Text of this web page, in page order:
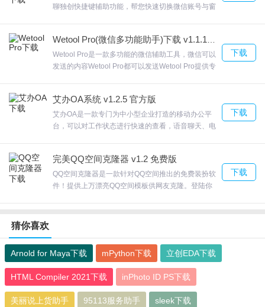
下载体验。
聊独创快捷键辅助功能，帮您快速切换微信账号与窗
群等运营，提高工作效率金舟多聊破解版支持话术自
定义、排序、删除只需要切换窗口就行了。欢迎来合
众软件园下载体验。
Wetool Pro是一款多功能的微信辅助工具，微信可以
发送的内容Wetool Pro都可以发送Wetool Pro提供专
Pro群体一键发送，支持定时群发和群发公告，文
本、表情、名片、视频、图片、链接、文档任意组
合，类型更丰富，内容更饱满。欢迎来合众软件园下
下载
艾办OA系统 v1.2.5 官方版
艾办OA是一款专门为中小型企业打造的移动办公平
台，可以对工作状态进行快速的查看，语音聊天、电
你的BOSS、同仁都能即时知晓，欢迎来合众软件园
下载体验。
下载
完美QQ空间克隆器 v1.2 免费版
QQ空间克隆器是一款针对QQ空间推出的免费装扮软
件！提供上万漂亮QQ空间模板供网友克隆。登陆你
下载
猜你喜欢
Arnold for Maya下载 mPython下载 立创EDA下载
HTML Compiler 2021下载 inPhoto ID PS下载
美丽说上货助手 95113服务助手 sleek下载